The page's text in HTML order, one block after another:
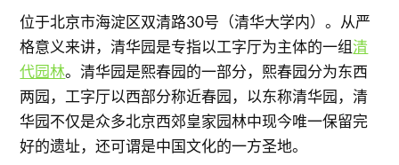
位于北京市海淀区双清路30号（清华大学内）。从严
格意义来讲，清华园是专指以工字厅为主体的一组清
代园林。清华园是熙春园的一部分，熙春园分为东西
两园，工字厅以西部分称近春园，以东称清华园，清
华园不仅是众多北京西郊皇家园林中现今唯一保留完
好的遗址，还可谓是中国文化的一方圣地。